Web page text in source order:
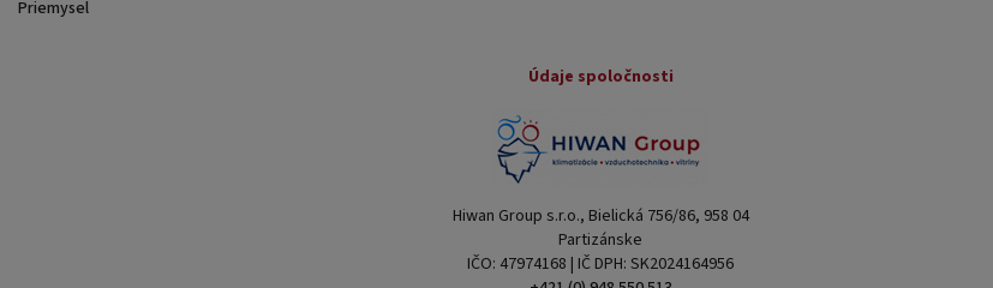
Priemysel
Údaje spoločnosti
Hiwan Group s.r.o., Bielická 756/86, 958 04
Partizánske
IČO: 47974168 | IČ DPH: SK2024164956